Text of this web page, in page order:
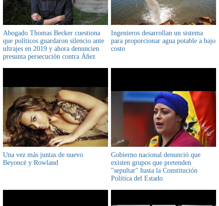
Abogado Thomas Becker cuestiona
que políticos guardaron silencio ante
ultrajes en 2019 y ahora denuncien
presunta persecución contra Áñez
Ingenieros desarrollan un sistema
para proporcionar agua potable a bajo
costo
Una vez más juntas de nuevo
Beyoncé y Rowland
Gobierno nacional denunció que
existen grupos que pretenden
"sepultar" hasta la Constitución
Política del Estado